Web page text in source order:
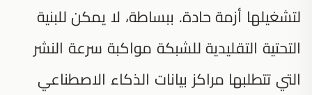
لتشغيلها أزمة حادة. ببساطة، لا يمكن للبنية
التحتية التقليدية للشبكة مواكبة سرعة النشر
التي تتطلبها مراكز بيانات الذكاء الاصطناعي